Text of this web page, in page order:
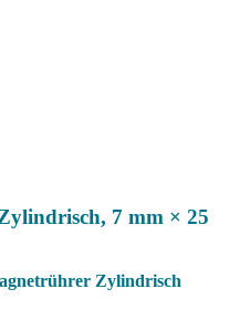
7 mm × 25
Zylindrisch